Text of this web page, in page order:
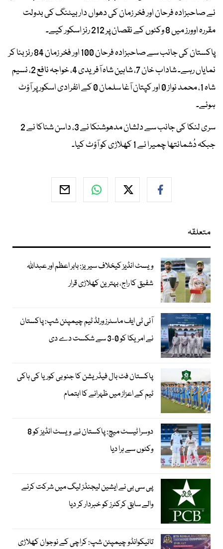
نے صاحبزادہ فرحان اور فخر زمان کی دھواں دار بیٹنگ کی بدولت
مقررہ اوورز میں 8 وکٹوں کے نقصان پر 212 رنز اسکور کیے۔
پاکستان کی جانب سے صاحبزادہ فرحان 100 اور فخر زمان 84 رنز بنا کر
نمایاں رہے۔ شاداب خان 7، شاہین شاہ آفریدی 4، خواجہ نافع 2، نسیم
شاہ 1، محمد نواز 0 اور کپتان آغا سلمان 0 کے انفرادی اسکور پر آؤٹ
ہوئے۔
سری لنکا کی جانب سے دلشان مدھوشنکا نے 3، داسن شناکا نے 2
جبکہ دُشمانتھا چمیرا نے 1 کھلاڑی کو آؤٹ کیا۔
متعلقہ
ویسٹ انڈیز کیخلاف سیریز: بابر اعظم اور عبداللہ
شفیق کا راج، بہترین کھلاڑی قرار
آئی ٹی ایف ماسٹرز ورلڈ ٹیم چیمپئن شپ: پاکستان
نے امریکا کو 0-3 سے شکست دے دی
پاکستان فٹ بال فیڈریشن کا جنوبی کوریا کی ہاکی
ٹیم کے اعزاز میں ظہرانے کا اہتمام
دوسرا ٹیسٹ میچ: پاکستان نے ویسٹ انڈیز کو 8
وکٹوں سے ہرا دیا
پی سی بی نے ایشین لیجنڈز لیگ میں شرکت کرنے
والے سابق کرکٹرز کو خبردار کر دیا
تائیکوانڈو چیمپئن شپ: کراچی کے نوجوان کھلاڑی